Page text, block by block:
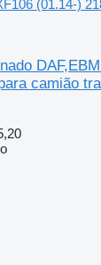
(01.14-)
camião